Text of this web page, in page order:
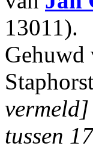
13011).
vermeld]
tussen